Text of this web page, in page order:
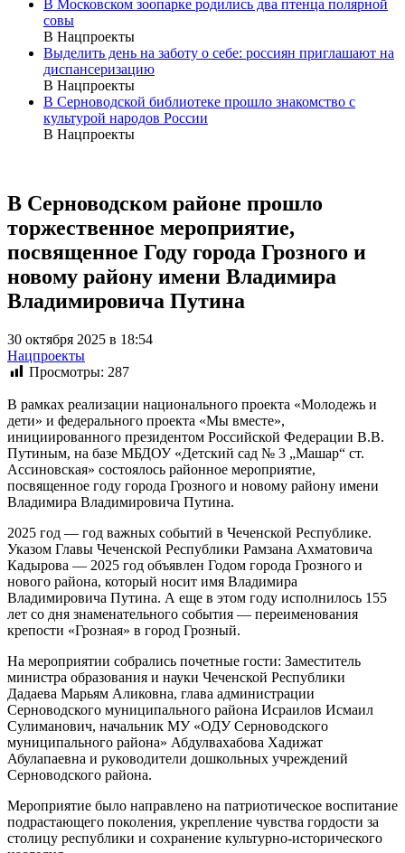
В Московском зоопарке родились два птенца полярной
совы
В Нацпроекты
Выделить день на заботу о себе: россиян приглашают на
диспансеризацию
В Нацпроекты
В Серноводской библиотеке прошло знакомство с
культурой народов России
В Нацпроекты
В Серноводском районе прошло
торжественное мероприятие,
посвященное Году города Грозного и
новому району имени Владимира
Владимировича Путина
30 октября 2025 в 18:54
Нацпроекты
Просмотры: 287
В рамках реализации национального проекта «Молодежь и
дети» и федерального проекта «Мы вместе»,
инициированного президентом Российской Федерации В.В.
Путиным, на базе МБДОУ «Детский сад № 3 „Машар“ ст.
Ассиновская» состоялось районное мероприятие,
посвященное году города Грозного и новому району имени
Владимира Владимировича Путина.
2025 год — год важных событий в Чеченской Республике.
Указом Главы Чеченской Республики Рамзана Ахматовича
Кадырова — 2025 год объявлен Годом города Грозного и
нового района, который носит имя Владимира
Владимировича Путина. А еще в этом году исполнилось 155
лет со дня знаменательного события — переименования
крепости «Грозная» в город Грозный.
На мероприятии собрались почетные гости: Заместитель
министра образования и науки Чеченской Республики
Дадаева Марьям Аликовна, глава администрации
Серноводского муниципального района Исраилов Исмаил
Сулиманович, начальник МУ «ОДУ Серноводского
муниципального района» Абдулвахабова Хадижат
Абулапаевна и руководители дошкольных учреждений
Серноводского района.
Мероприятие было направлено на патриотическое воспитание
подрастающего поколения, укрепление чувства гордости за
столицу республики и сохранение культурно-исторического